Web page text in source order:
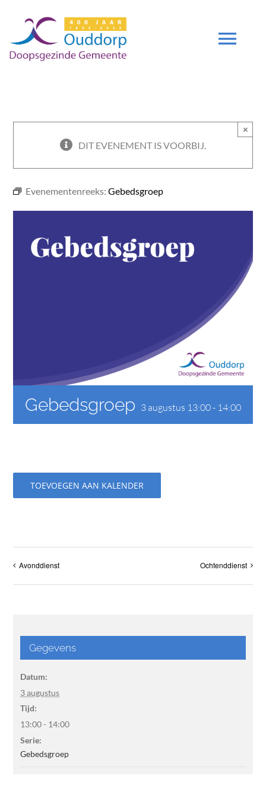
inhoud
DEUTSCH
DGO 400 JAAR
DIT EVENEMENT IS VOORBIJ.
×
Evenementenreeks:Gebedsgroep
Gebedsgroep 3 augustus 13:00- 14:00
TOEVOEGEN AAN KALENDER
Avonddienst Ochtenddienst
Gegevens
Datum:
3 augustus
Tijd:
13:00 - 14:00
Serie:
Gebedsgroep